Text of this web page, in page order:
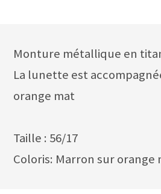
Monture métallique en
La lunette est
orange mat
Taille : 56/17
Coloris: Marron sur orange